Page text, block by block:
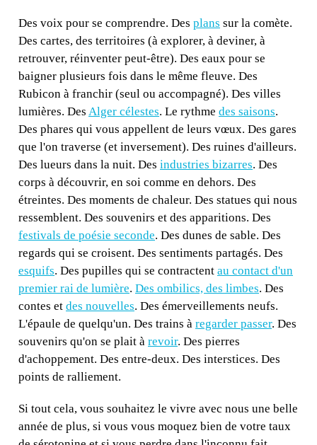
Des voix pour se comprendre. Des plans sur la comète.
Des cartes, des territoires (à explorer, à deviner, à
retrouver, réinventer peut-être). Des eaux pour se
baigner plusieurs fois dans le même fleuve. Des
Rubicon à franchir (seul ou accompagné). Des villes
lumières. Des Alger célestes. Le rythme des saisons.
Des phares qui vous appellent de leurs vœux. Des gares
que l'on traverse (et inversement). Des ruines d'ailleurs.
Des lueurs dans la nuit. Des industries bizarres. Des
corps à découvrir, en soi comme en dehors. Des
étreintes. Des moments de chaleur. Des statues qui nous
ressemblent. Des souvenirs et des apparitions. Des
festivals de poésie seconde. Des dunes de sable. Des
regards qui se croisent. Des sentiments partagés. Des
esquifs. Des pupilles qui se contractent au contact d'un
premier rai de lumière. Des ombilics, des limbes. Des
contes et des nouvelles. Des émerveillements neufs.
L'épaule de quelqu'un. Des trains à regarder passer. Des
souvenirs qu'on se plait à revoir. Des pierres
d'achoppement. Des entre-deux. Des interstices. Des
points de ralliement.
Si tout cela, vous souhaitez le vivre avec nous une belle
année de plus, si vous vous moquez bien de votre taux